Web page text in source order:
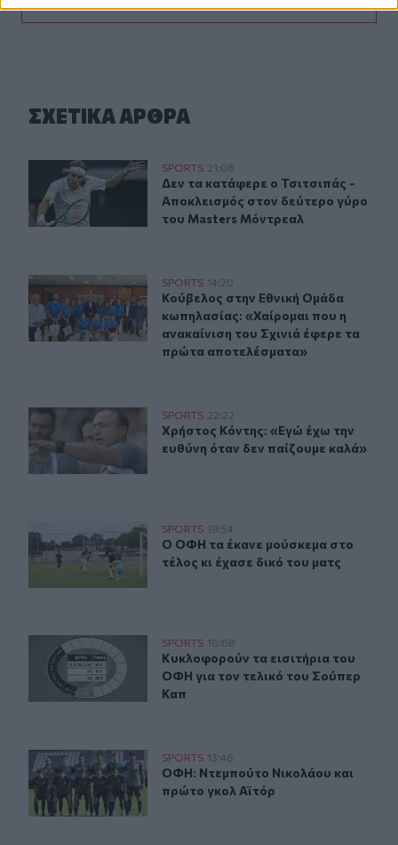
ΣΧΕΤΙΚA AΡΘΡΑ
Αποκλεισμός για τον Τσιτσιπά στον δεύτερο γύρο του
SPORTS 21:08
Δεν τα κατάφερε ο Τσιτσιπάς -
Δεν τα κατάφερε ο Τσιτσιπάς -
Αποκλεισμός στον δεύτερο γύρο
του Masters Μόντρεαλ
Κούβελος στην Εθνική Ομάδα κωπηλασίας: «Χαίρομαι
SPORTS 14:20
Κούβελος στην Εθνική Ομάδα
Κούβελος στην Εθνική Ομάδα
κωπηλασίας: «Χαίρομαι που η
ανακαίνιση του Σχινιά έφερε τα
πρώτα αποτελέσματα»
Χρήστος Κόντης: «Εγώ έχω την ευθύνη όταν δεν
SPORTS 22:22
Χρήστος Κόντης: «Εγώ έχω την
Χρήστος Κόντης: «Εγώ έχω την
ευθύνη όταν δεν παίζουμε καλά»
Ο ΟΦΗ τα έκανε μούσκεμα στο τέλος κι έχασε δικό του
SPORTS 19:54
Ο ΟΦΗ τα έκανε μούσκεμα στο
Ο ΟΦΗ τα έκανε μούσκεμα στο
τέλος κι έχασε δικό του ματς
Κυκλοφορούν τα εισιτήρια του ΟΦΗ για τον τελικό
SPORTS 16:08
Κυκλοφορούν τα εισιτήρια του
Κυκλοφορούν τα εισιτήρια του
ΟΦΗ για τον τελικό του Σούπερ
Καπ
ΟΦΗ: Ντεμπούτο Νικολάου και πρώτο γκολ Αϊτόρ
SPORTS 13:46
ΟΦΗ: Ντεμπούτο Νικολάου και
ΟΦΗ: Ντεμπούτο Νικολάου και
πρώτο γκολ Αϊτόρ